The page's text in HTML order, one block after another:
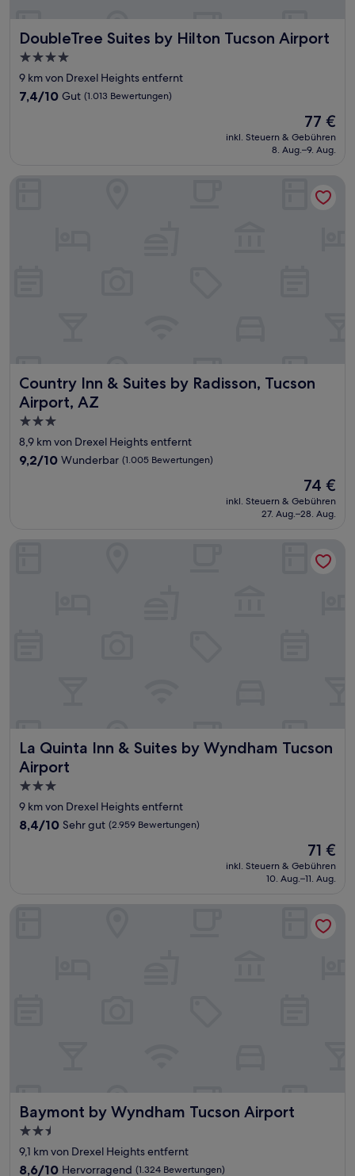
DoubleTree Suites by Hilton Tucson Airport
DoubleTree Suites by Hilton Tucson Airport
4.0-
Sterne-
Unterkunft
9 km von Drexel Heights entfernt
7.4
7,4/10 Gut (1.013 Bewertungen)
Der
Preis
beträgt
77 €
inkl. Steuern & Gebühren
8. Aug.–9. Aug.
Country Inn & Suites by Radisson, Tucson
Airport, AZ
Country Inn & Suites by Radisson, Tucson Airport, AZ
3.0-
Sterne-
Unterkunft
8,9 km von Drexel Heights entfernt
9.2
9,2/10 Wunderbar (1.005 Bewertungen)
Der
Preis
beträgt
74 €
inkl. Steuern & Gebühren
27. Aug.–28. Aug.
Country Inn & Suites by Radisson, Tucson Airport, AZ
La Quinta Inn & Suites by Wyndham Tucson
Airport
La Quinta Inn & Suites by Wyndham Tucson Airport
3.0-
Sterne-
Unterkunft
9 km von Drexel Heights entfernt
8.4
Bewertungen)
8,4/10 Sehr gut (2.959 Bewertungen)
Der
Preis
beträgt
71 €
inkl. Steuern & Gebühren
10. Aug.–11. Aug.
Baymont by Wyndham Tucson Airport
Baymont by Wyndham Tucson Airport
2.5-
Sterne-
Unterkunft
9,1 km von Drexel Heights entfernt
8.6
8,6/10 Hervorragend (1.324 Bewertungen)
Baymont by Wyndham Tucson Airport